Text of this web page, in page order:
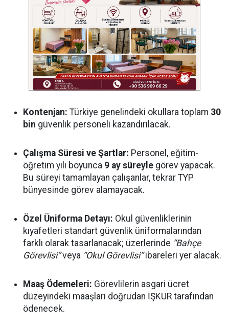
Kontenjan: Türkiye genelindeki okullara toplam 30
bin güvenlik personeli kazandırılacak.
Çalışma Süresi ve Şartlar: Personel, eğitim-
öğretim yılı boyunca 9 ay süreyle görev yapacak.
Bu süreyi tamamlayan çalışanlar, tekrar TYP
bünyesinde görev alamayacak.
Özel Üniforma Detayı: Okul güvenliklerinin
kıyafetleri standart güvenlik üniformalarından
farklı olarak tasarlanacak; üzerlerinde “Bahçe
Görevlisi”veya “Okul Görevlisi”ibareleri yer alacak.
Maaş Ödemeleri: Görevlilerin asgari ücret
düzeyindeki maaşları doğrudan İŞKUR tarafından
ödenecek.